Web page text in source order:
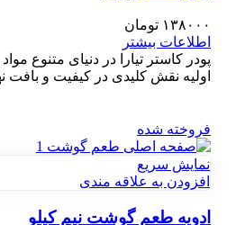
۱۳۸۰۰۰ تومان
اطلاعات بیشتر
پودر کاستر تیارا در دنیای متنوع
اولیه نقش کلیدی در کیفیت و بافت
فروخته شده
نمایش سریع
افزودن به علاقه مندی
ادویه طعم گوشت نیم کیلو